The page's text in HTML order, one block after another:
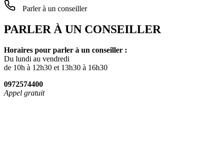
Parler à un conseiller
PARLER À UN CONSEILLER
Horaires pour parler à un conseiller :
Du lundi au vendredi
de 10h à 12h30 et 13h30 à 16h30
0972574400
Appel gratuit